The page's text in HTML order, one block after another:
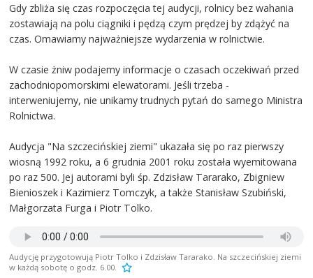
Gdy zbliża się czas rozpoczęcia tej audycji, rolnicy bez wahania
zostawiają na polu ciągniki i pędzą czym prędzej by zdążyć na
czas. Omawiamy najważniejsze wydarzenia w rolnictwie.
W czasie żniw podajemy informacje o czasach oczekiwań przed
zachodniopomorskimi elewatorami. Jeśli trzeba -
interweniujemy, nie unikamy trudnych pytań do samego Ministra
Rolnictwa.
Audycja "Na szczecińskiej ziemi" ukazała się po raz pierwszy
wiosną 1992 roku, a 6 grudnia 2001 roku została wyemitowana
po raz 500. Jej autorami byli śp. Zdzisław Tararako, Zbigniew
Bienioszek i Kazimierz Tomczyk, a także Stanisław Szubiński,
Małgorzata Furga i Piotr Tolko.
Audycję przygotowują Piotr Tolko i Zdzisław Tararako. Na szczecińskiej ziemi
w każdą sobotę o godz. 6.00.